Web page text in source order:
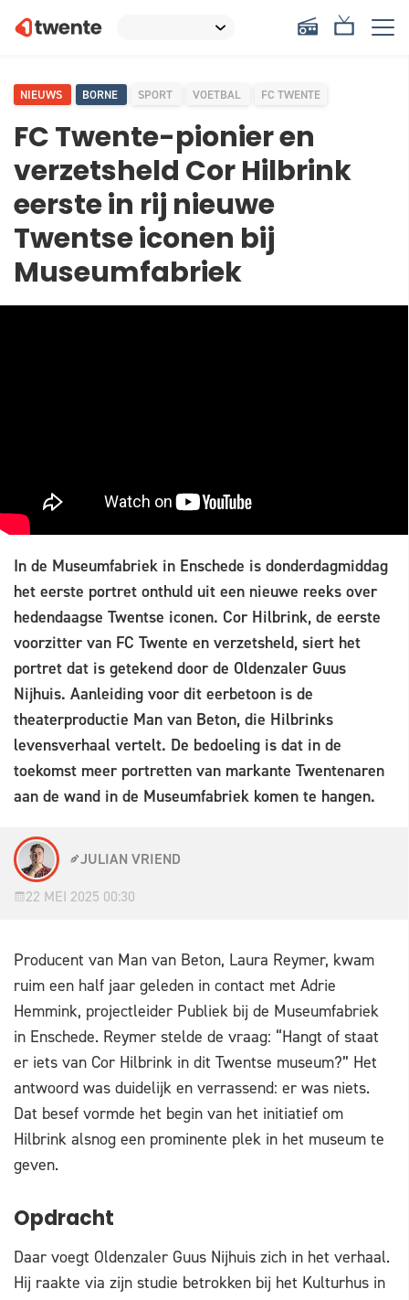
NIEUWS BORNE SPORT VOETBAL FC TWENTE
FC Twente-pionier en
verzetsheld Cor Hilbrink
eerste in rij nieuwe
Twentse iconen bij
Museumfabriek
In de Museumfabriek in Enschede is donderdagmiddag
het eerste portret onthuld uit een nieuwe reeks over
hedendaagse Twentse iconen. Cor Hilbrink, de eerste
voorzitter van FC Twente en verzetsheld, siert het
portret dat is getekend door de Oldenzaler Guus
Nijhuis. Aanleiding voor dit eerbetoon is de
theaterproductie Man van Beton, die Hilbrinks
levensverhaal vertelt. De bedoeling is dat in de
toekomst meer portretten van markante Twentenaren
aan de wand in de Museumfabriek komen te hangen.
JULIAN VRIEND
22 MEI 2025 00:30
Producent van Man van Beton, Laura Reymer, kwam
ruim een half jaar geleden in contact met Adrie
Hemmink, projectleider Publiek bij de Museumfabriek
in Enschede. Reymer stelde de vraag: “Hangt of staat
er iets van Cor Hilbrink in dit Twentse museum?” Het
antwoord was duidelijk en verrassend: er was niets.
Dat besef vormde het begin van het initiatief om
Hilbrink alsnog een prominente plek in het museum te
geven.
Opdracht
Daar voegt Oldenzaler Guus Nijhuis zich in het verhaal.
Hij raakte via zijn studie betrokken bij het Kulturhus in